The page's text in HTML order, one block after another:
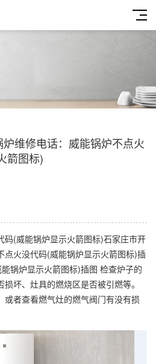
维修电话：威能锅炉不点火
箭图标)
(威能锅炉显示火箭图标)石家庄市开
点火没代码(威能锅炉显示火箭图标)插
锅炉显示火箭图标)插图 检查炉子的
坏、灶具的燃烧区是否被引燃等。
或者查看燃气灶的燃气阀门有没有损